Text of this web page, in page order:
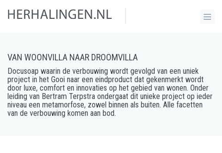
VAN WOONVILLA NAAR DROOMVILLA
Docusoap waarin de verbouwing wordt gevolgd van een uniek
project in het Gooi naar een eindproduct dat gekenmerkt wordt
door luxe, comfort en innovaties op het gebied van wonen. Onder
leiding van Bertram Terpstra ondergaat dit unieke project op ieder
niveau een metamorfose, zowel binnen als buiten. Alle facetten
van de verbouwing komen aan bod.